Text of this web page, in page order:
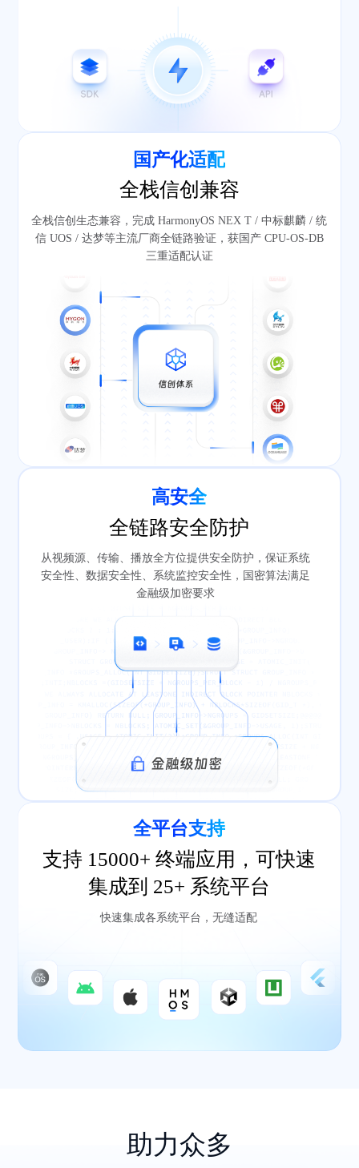
国产化适配
全栈信创兼容
全栈信创生态兼容，完成 HarmonyOS NEX T / 中标麒麟 / 统
信 UOS / 达梦等主流厂商全链路验证，获国产 CPU-OS-DB
三重适配认证
高安全
全链路安全防护
从视频源、传输、播放全方位提供安全防护，保证系统
安全性、数据安全性、系统监控安全性，国密算法满足
金融级加密要求
全平台支持
支持 15000+ 终端应用，可快速
集成到 25+ 系统平台
快速集成各系统平台，无缝适配
助力众多